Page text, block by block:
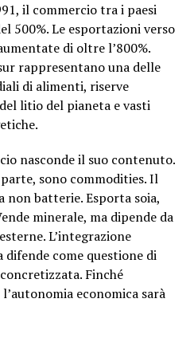
il commercio tra i paesi
500%. Le esportazioni verso
di oltre l’800%.
rappresentano una delle
di alimenti, riserve
litio del pianeta e vasti
nasconde il suo contenuto.
sono commodities. Il
batterie. Esporta soia,
minerale, ma dipende da
L’integrazione
come questione di
Finché
economica sarà